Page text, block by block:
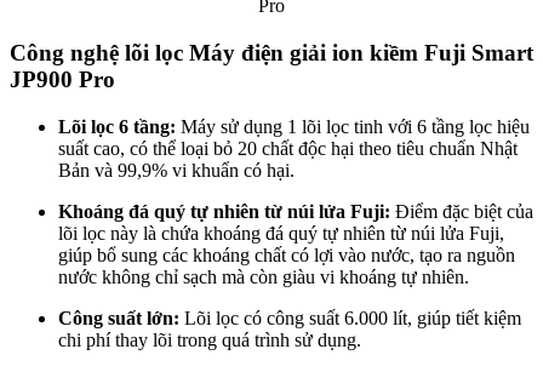
Công nghệ lõi lọc Máy điện giải ion kiềm Fuji Smart
JP900 Pro
Lõi lọc 6 tầng: Máy sử dụng 1 lõi lọc tinh với 6 tầng lọc hiệu
suất cao, có thể loại bỏ 20 chất độc hại theo tiêu chuẩn Nhật
Bản và 99,9% vi khuẩn có hại.
Khoáng đá quý tự nhiên từ núi lửa Fuji: Điểm đặc biệt của
lõi lọc này là chứa khoáng đá quý tự nhiên từ núi lửa Fuji,
giúp bổ sung các khoáng chất có lợi vào nước, tạo ra nguồn
nước không chỉ sạch mà còn giàu vi khoáng tự nhiên.
Công suất lớn: Lõi lọc có công suất 6.000 lít, giúp tiết kiệm
chi phí thay lõi trong quá trình sử dụng.